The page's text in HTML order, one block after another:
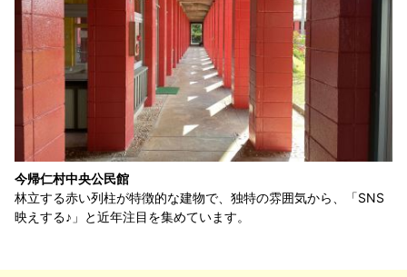
今帰仁村中央公民館
林立する赤い列柱が特徴的な建物で、独特の雰囲気から、「SNS
映えする♪」と近年注目を集めています。